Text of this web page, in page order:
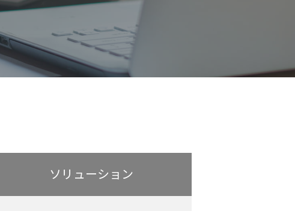
ソリューション